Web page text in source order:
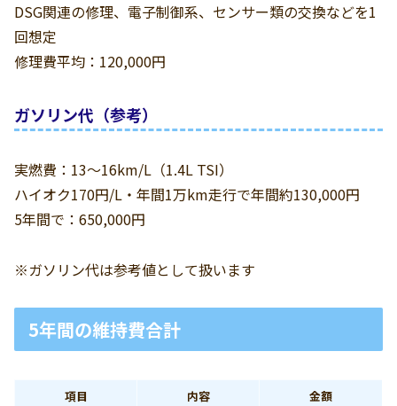
DSG関連の修理、電子制御系、センサー類の交換などを1
回想定
修理費平均：120,000円
ガソリン代（参考）
実燃費：13〜16km/L（1.4L TSI）
ハイオク170円/L・年間1万km走行で年間約130,000円
5年間で：650,000円
※ガソリン代は参考値として扱います
5年間の維持費合計
項目 内容
金額